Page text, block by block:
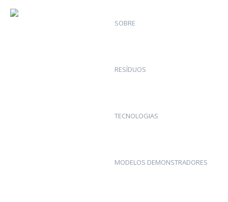
SOBRE
RESÍDUOS
TECNOLOGIAS
MODELOS DEMONSTRADORES